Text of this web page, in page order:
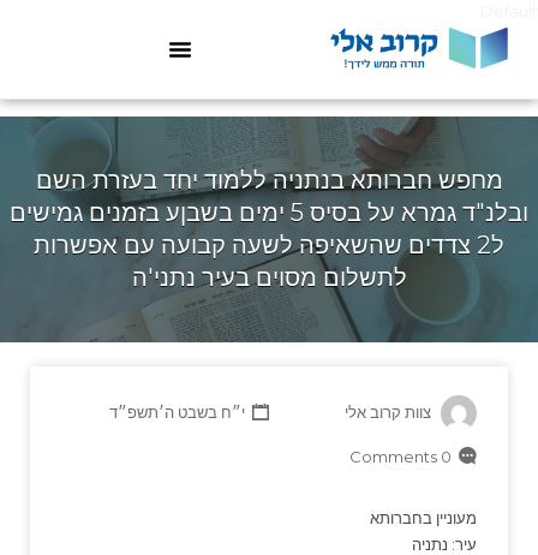
מחפש חברותא בנתניה ללמוד יחד בעזרת השם
ובלנ"ד גמרא על בסיס 5 ימים בשבןע בזמנים גמישים
ל2 צדדים שהשאיפה לשעה קבועה עם אפשרות
לתשלום מסוים בעיר נתני'ה
צוות קרוב אלי י״ח בשבט ה׳תשפ״ד
0 Comments
מעוניין בחברותא
עיר: נתניה